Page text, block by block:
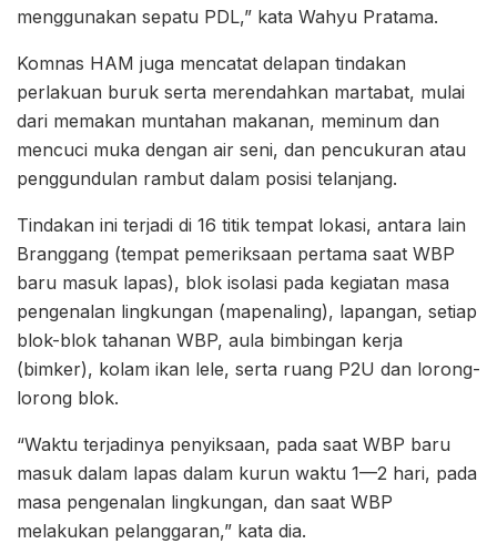
menggunakan sepatu PDL,” kata Wahyu Pratama.
Komnas HAM juga mencatat delapan tindakan
perlakuan buruk serta merendahkan martabat, mulai
dari memakan muntahan makanan, meminum dan
mencuci muka dengan air seni, dan pencukuran atau
penggundulan rambut dalam posisi telanjang.
Tindakan ini terjadi di 16 titik tempat lokasi, antara lain
Branggang (tempat pemeriksaan pertama saat WBP
baru masuk lapas), blok isolasi pada kegiatan masa
pengenalan lingkungan (mapenaling), lapangan, setiap
blok-blok tahanan WBP, aula bimbingan kerja
(bimker), kolam ikan lele, serta ruang P2U dan lorong-
lorong blok.
“Waktu terjadinya penyiksaan, pada saat WBP baru
masuk dalam lapas dalam kurun waktu 1—2 hari, pada
masa pengenalan lingkungan, dan saat WBP
melakukan pelanggaran,” kata dia.